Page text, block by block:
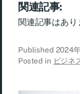
関連記事:
関連記事はあり
Published 2024
Posted in ビジネ